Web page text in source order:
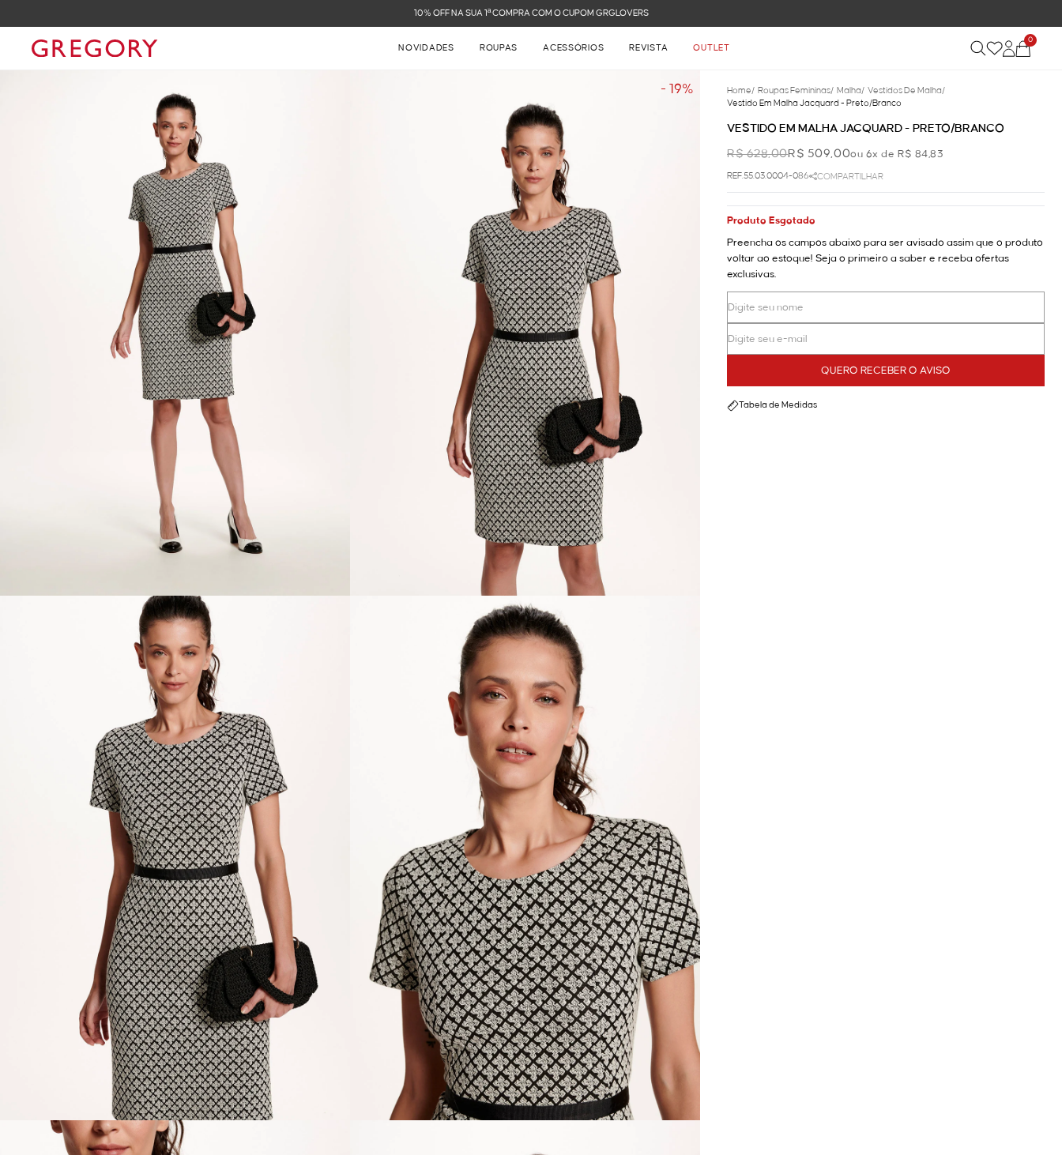
FRETE GRÁTIS NAS COMPRAS ACIMA DE R$ 899
NOVIDADES ROUPAS ACESSÓRIOS REVISTA OUTLET
0
- 19% Home/ Roupas Femininas/ Malha/ Vestidos De Malha/
Vestido Em Malha Jacquard - Preto/branco
VESTIDO EM MALHA JACQUARD - PRETO/BRANCO
R$ 628,00R$ 509,00ou 6x de R$ 84,83
REF.55.03.0004-086 COMPARTILHAR
Produto Esgotado
Preencha os campos abaixo para ser avisado assim que o produto
voltar ao estoque! Seja o primeiro a saber e receba ofertas
exclusivas.
QUERO RECEBER O AVISO
Tabela de Medidas